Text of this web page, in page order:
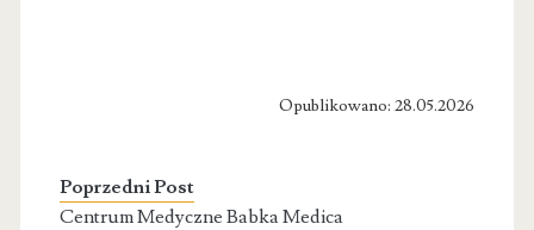
Opublikowano: 28.05.2026
Poprzedni Post
Centrum Medyczne Babka Medica